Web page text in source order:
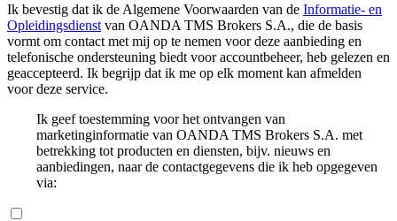
Ik bevestig dat ik de Algemene Voorwaarden van de Informatie- en
Opleidingsdienst van OANDA TMS Brokers S.A., die de basis
vormt om contact met mij op te nemen voor deze aanbieding en
telefonische ondersteuning biedt voor accountbeheer, heb gelezen en
geaccepteerd. Ik begrijp dat ik me op elk moment kan afmelden
voor deze service.
Ik geef toestemming voor het ontvangen van
marketinginformatie van OANDA TMS Brokers S.A. met
betrekking tot producten en diensten, bijv. nieuws en
aanbiedingen, naar de contactgegevens die ik heb opgegeven
via: